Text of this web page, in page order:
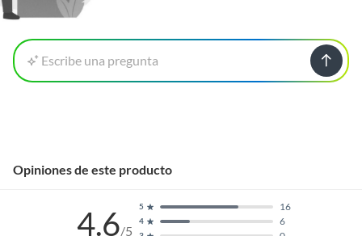
Escribe una pregunta
Opiniones de este producto
4.6/5
4 6
5 16